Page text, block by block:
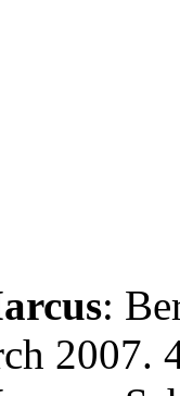
:
2007.